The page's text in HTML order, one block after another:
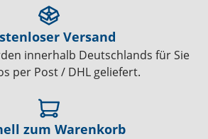
Versand
innerhalb Deutschlands für Sie
per Post / DHL geliefert.
zum Warenkorb